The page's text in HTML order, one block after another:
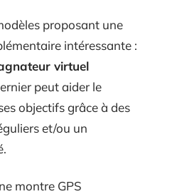
proposant une
intéressante :
virtuel
peut aider le
objectifs grâce à des
et/ou un
montre GPS